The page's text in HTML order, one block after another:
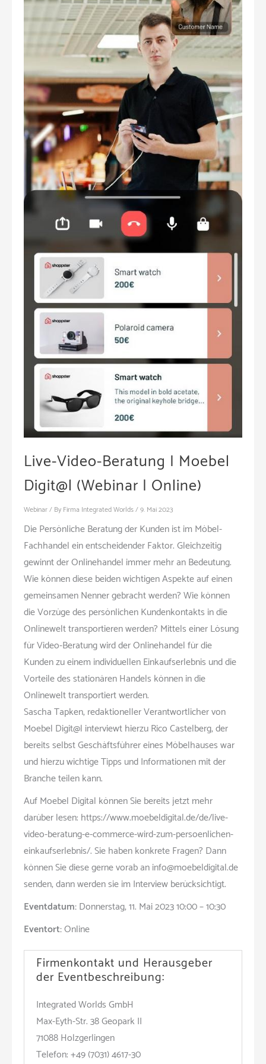
Live-Video-Beratung I Moebel
Digit@l (Webinar | Online)
Webinar/ By Firma Integrated Worlds/9. Mai 2023
Die Persönliche Beratung der Kunden ist im Möbel-
Fachhandel ein entscheidender Faktor. Gleichzeitig
gewinnt der Onlinehandel immer mehr an Bedeutung.
Wie können diese beiden wichtigen Aspekte auf einen
gemeinsamen Nenner gebracht werden? Wie können
die Vorzüge des persönlichen Kundenkontakts in die
Onlinewelt transportieren werden? Mittels einer Lösung
für Video-Beratung wird der Onlinehandel für die
Kunden zu einem individuellen Einkaufserlebnis und die
Vorteile des stationären Handels können in die
Onlinewelt transportiert werden.
Sascha Tapken, redaktioneller Verantwortlicher von
Moebel Digit@l interviewt hierzu Rico Castelberg, der
bereits selbst Geschäftsführer eines Möbelhauses war
und hierzu wichtige Tipps und Informationen mit der
Branche teilen kann.
Auf Moebel Digital können Sie bereits jetzt mehr
darüber lesen: https://www.moebeldigital.de/de/live-
video-beratung-e-commerce-wird-zum-persoenlichen-
einkaufserlebnis/. Sie haben konkrete Fragen? Dann
können Sie diese gerne vorab an info@moebeldigital.de
senden, dann werden sie im Interview berücksichtigt.
Eventdatum:Donnerstag, 11. Mai 2023 10:00 – 10:30
Eventort:Online
Firmenkontakt und Herausgeber
der Eventbeschreibung:
Integrated Worlds GmbH
Max-Eyth-Str. 38 Geopark II
71088 Holzgerlingen
Telefon: +49 (7031) 4617-30